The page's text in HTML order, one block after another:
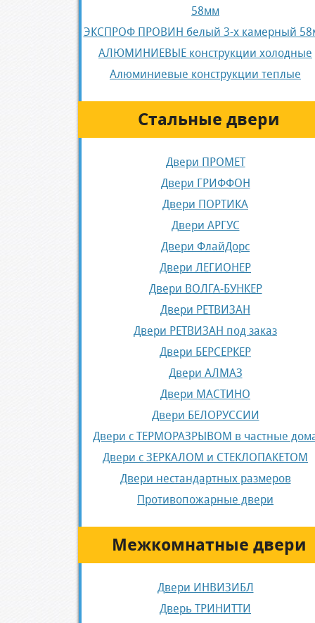
58мм
ЭКСПРОФ ПРОВИН белый 3-х камерный
АЛЮМИНИЕВЫЕ конструкции холодные
Алюминиевые конструкции теплые
Стальные двери
Двери ПРОМЕТ
Двери ГРИФФОН
Двери ПОРТИКА
Двери АРГУС
Двери ФлайДорс
Двери ЛЕГИОНЕР
Двери ВОЛГА-БУНКЕР
Двери РЕТВИЗАН
Двери РЕТВИЗАН под заказ
Двери БЕРСЕРКЕР
Двери АЛМАЗ
Двери МАСТИНО
Двери БЕЛОРУССИИ
Двери с ТЕРМОРАЗРЫВОМ в частные
Двери с ЗЕРКАЛОМ и СТЕКЛОПАКЕТОМ
Двери нестандартных размеров
Противопожарные двери
Межкомнатные двери
Двери ИНВИЗИБЛ
Дверь ТРИНИТТИ